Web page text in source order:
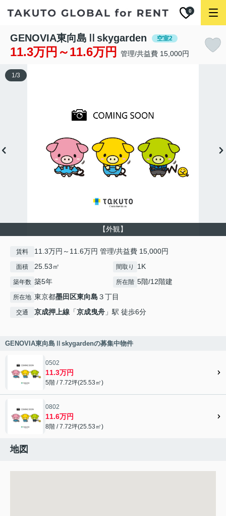
0
GENOVIA東向島Ⅱskygarden 空室2
11.3万円～11.6万円 管理/共益費 15,000円
【外観】
1/3
賃料 11.3万円～11.6万円 管理/共益費 15,000円
面積 25.53㎡ 間取り 1K
築年数 築5年 所在階 5階/12階建
所在地 東京都墨田区東向島 ３丁目
交通 京成押上線 「京成曳舟 」駅 徒歩6分
GENOVIA東向島Ⅱskygardenの募集中物件
0502
11.3万円
5階 / 7.72坪(25.53㎡)
0802
11.6万円
8階 / 7.72坪(25.53㎡)
地図